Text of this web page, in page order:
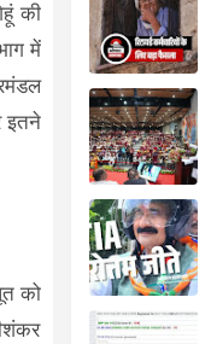
की
में
इतने
को